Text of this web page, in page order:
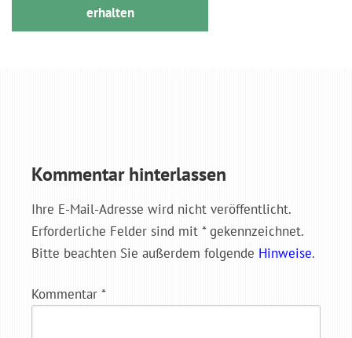
erhalten
Kommentar hinterlassen
Ihre E-Mail-Adresse wird nicht veröffentlicht.
Erforderliche Felder sind mit * gekennzeichnet.
Bitte beachten Sie außerdem folgende Hinweise.
Kommentar *